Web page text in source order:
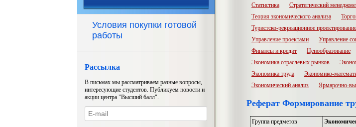
Условия покупки готовой
работы
Рассылка
В письмах мы рассматриваем разные вопросы,
интересующие студентов. Публикуем новости и
акции центра "Высший балл".
Статистика
Стратегический
Теория экономического анализа
Туристско-рекреационное проектирование
Управление проектами
Управление
Финансы и кредит
Ценообразование
Экономика отраслевых рынков
Экономика труда
Экономико-
Экономический анализ
Ярмарочно-
Реферат Формирование
Группа предметов